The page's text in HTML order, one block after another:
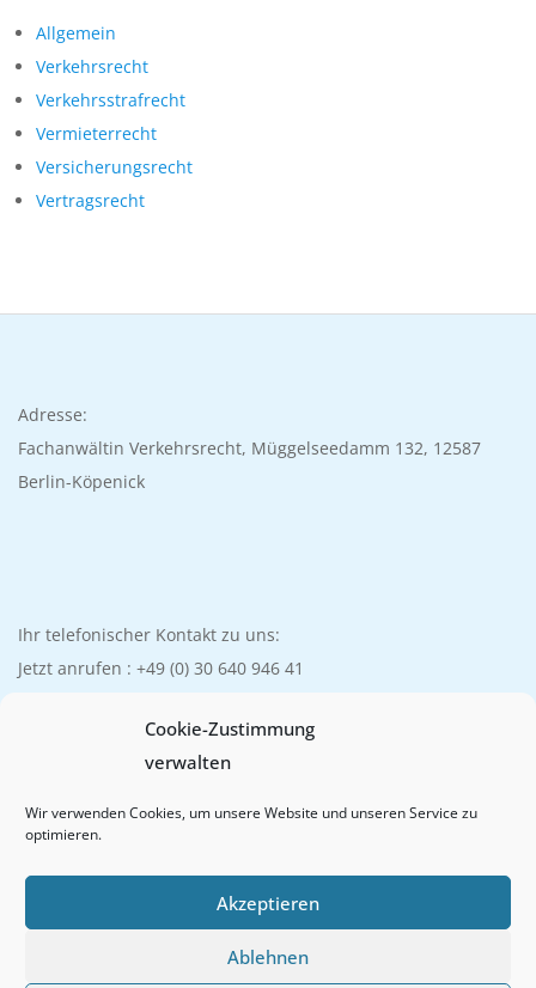
Cookie-Zustimmung
verwalten
Wir verwenden Cookies, um unsere Website und unseren Service zu
optimieren.
Akzeptieren
Ablehnen
E
R
A
C
K
W
Allgemein
Verkehrsrecht
Verkehrsstrafrecht
Vermieterrecht
Versicherungsrecht
Vertragsrecht
Adresse:
Fachanwältin Verkehrsrecht, Müggelseedamm 132, 12587
Berlin-Köpenick
Ihr telefonischer Kontakt zu uns:
Jetzt anrufen : +49 (0) 30 640 946 41
E-Mail: